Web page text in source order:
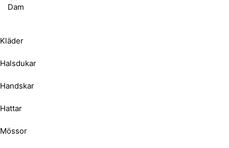
Dam
Kläder
Halsdukar
Handskar
Hattar
Mössor